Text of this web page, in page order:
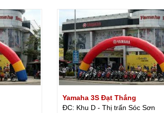
Yamaha 3S Đạt Thắng
ĐC: Khu D - Thị trấn Sóc Sơn